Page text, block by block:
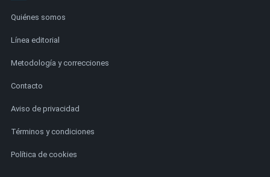
Quiénes somos
Línea editorial
Metodología y correcciones
Contacto
Aviso de privacidad
Términos y condiciones
Política de cookies